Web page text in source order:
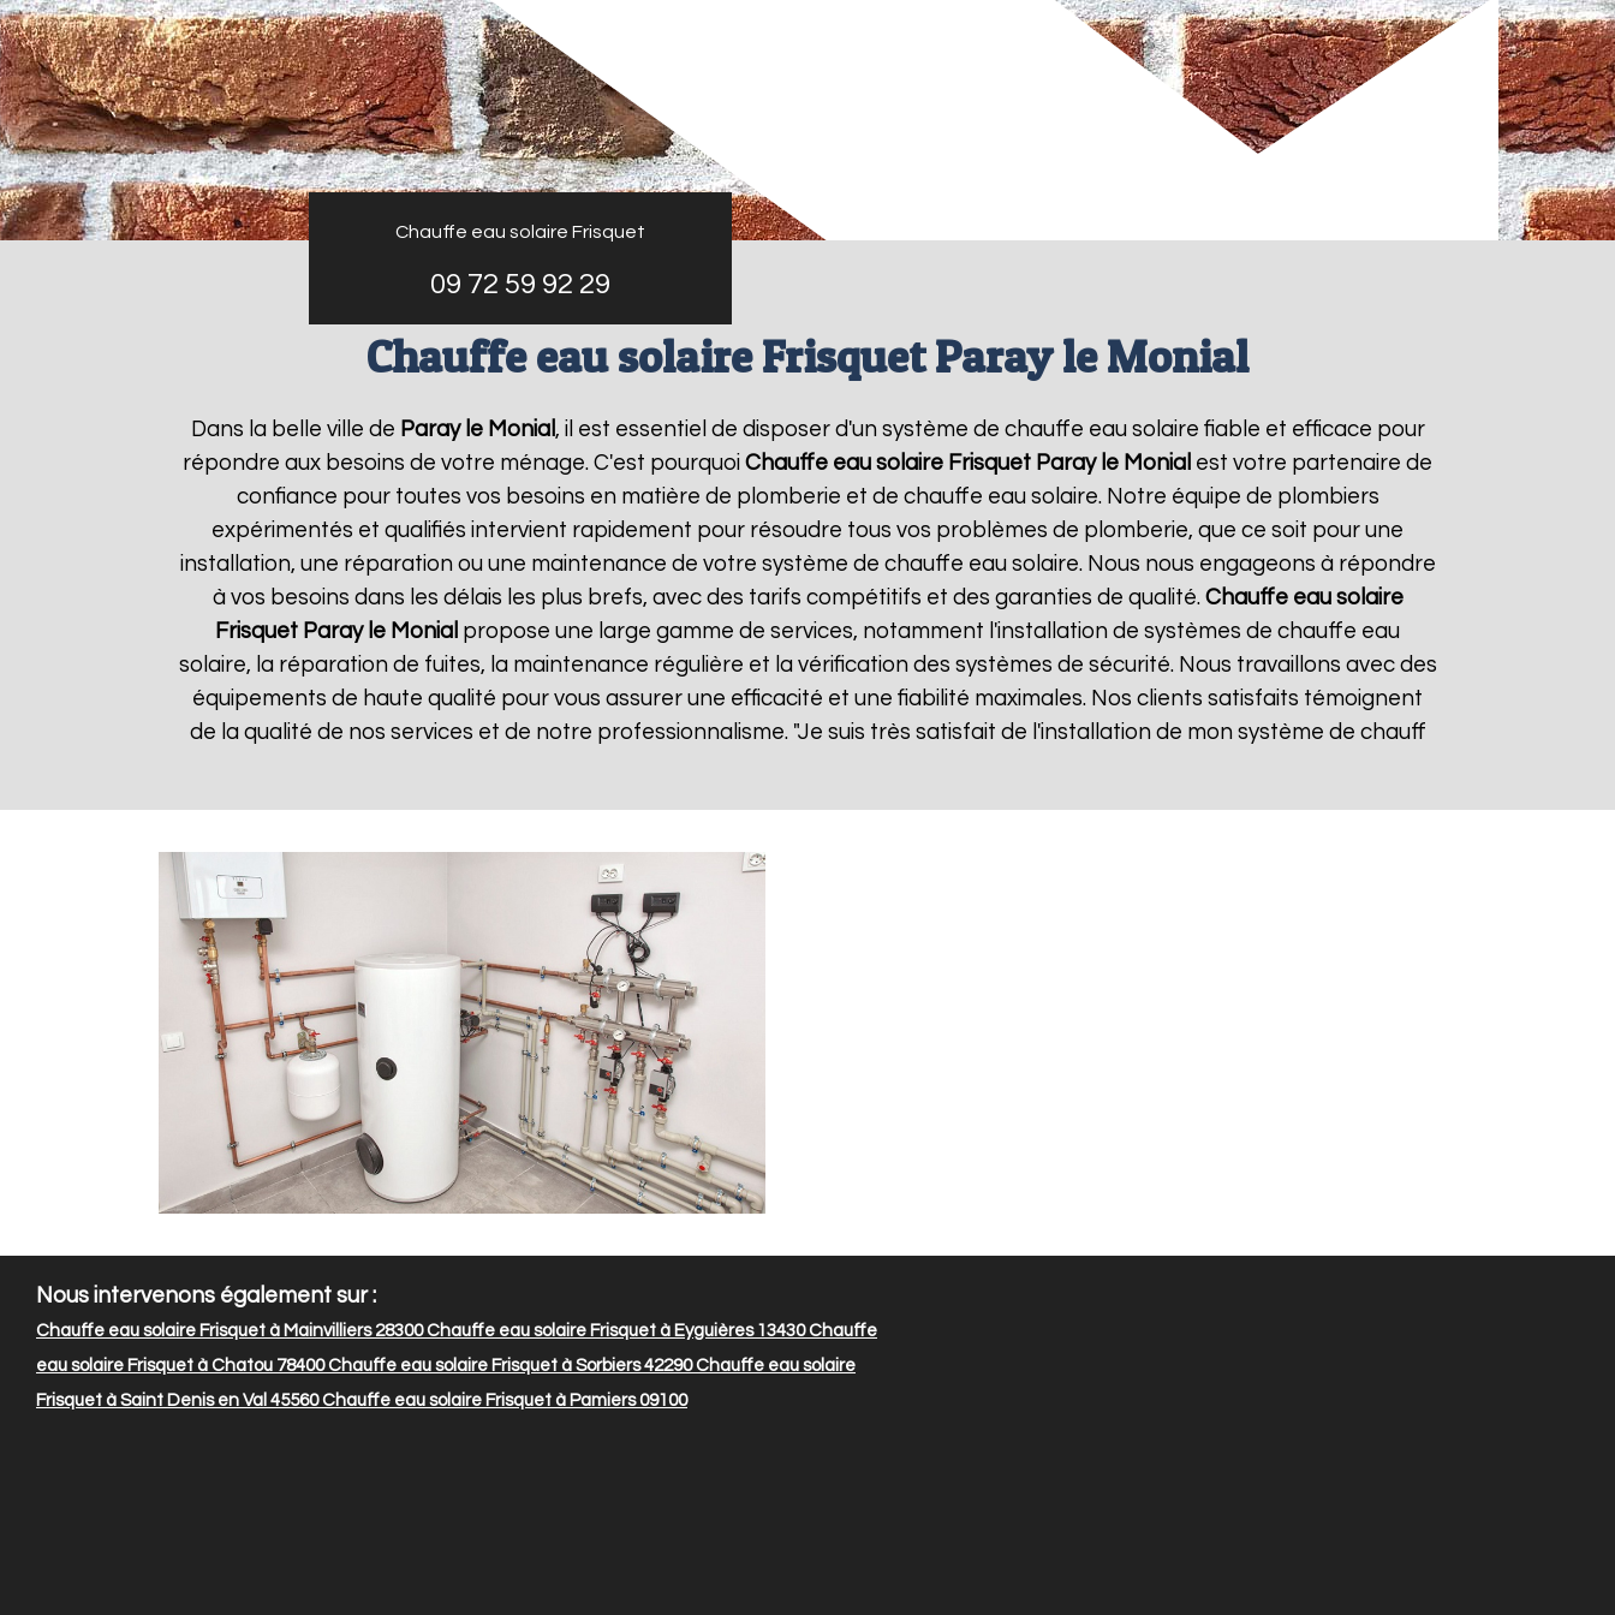
Chauffe eau solaire Frisquet
09 72 59 92 29
Chauffe eau solaire Frisquet Paray le Monial
Dans la belle ville de Paray le Monial , il est essentiel de disposer d'un système de chauffe eau solaire fiable et efficace pour
répondre aux besoins de votre ménage. C'est pourquoi Chauffe eau solaire Frisquet Paray le Monial est votre partenaire de
confiance pour toutes vos besoins en matière de plomberie et de chauffe eau solaire. Notre équipe de plombiers
expérimentés et qualifiés intervient rapidement pour résoudre tous vos problèmes de plomberie, que ce soit pour une
installation, une réparation ou une maintenance de votre système de chauffe eau solaire. Nous nous engageons à répondre
à vos besoins dans les délais les plus brefs, avec des tarifs compétitifs et des garanties de qualité. Chauffe eau solaire
Frisquet Paray le Monial propose une large gamme de services, notamment l'installation de systèmes de chauffe eau
solaire, la réparation de fuites, la maintenance régulière et la vérification des systèmes de sécurité. Nous travaillons avec des
équipements de haute qualité pour vous assurer une efficacité et une fiabilité maximales. Nos clients satisfaits témoignent
de la qualité de nos services et de notre professionnalisme. "Je suis très satisfait de l'installation de mon système de chauff
Nous intervenons également sur :
Chauffe eau solaire Frisquet à Mainvilliers 28300Chauffe eau solaire Frisquet à Eyguières 13430Chauffe
eau solaire Frisquet à Chatou 78400Chauffe eau solaire Frisquet à Sorbiers 42290Chauffe eau solaire
Frisquet à Saint Denis en Val 45560Chauffe eau solaire Frisquet à Pamiers 09100